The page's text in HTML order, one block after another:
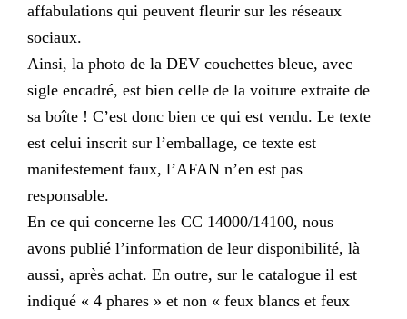
affabulations qui peuvent fleurir sur les réseaux
sociaux.
Ainsi, la photo de la DEV couchettes bleue, avec
sigle encadré, est bien celle de la voiture extraite de
sa boîte ! C’est donc bien ce qui est vendu. Le texte
est celui inscrit sur l’emballage, ce texte est
manifestement faux, l’AFAN n’en est pas
responsable.
En ce qui concerne les CC 14000/14100, nous
avons publié l’information de leur disponibilité, là
aussi, après achat. En outre, sur le catalogue il est
indiqué « 4 phares » et non « feux blancs et feux